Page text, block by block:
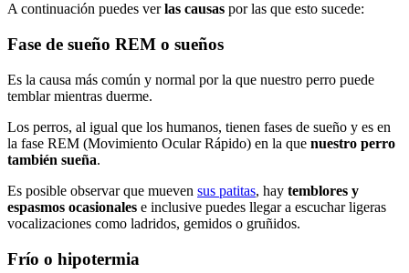
A continuación puedes verlas causas por las que esto sucede:
Fase de sueño REM o sueños
Es la causa más común y normal por la que nuestro perro puede
temblar mientras duerme.
Los perros, al igual que los humanos, tienen fases de sueño y es en
la fase REM (Movimiento Ocular Rápido) en la que nuestro perro
también sueña.
Es posible observar que mueven sus patitas, hay temblores y
espasmos ocasionales e inclusive puedes llegar a escuchar ligeras
vocalizaciones como ladridos, gemidos o gruñidos.
Frío o hipotermia